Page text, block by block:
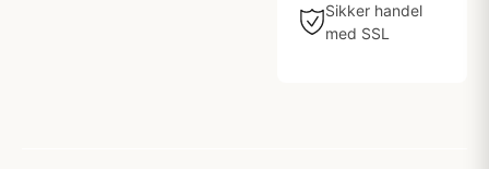
Sikker handel
med SSL